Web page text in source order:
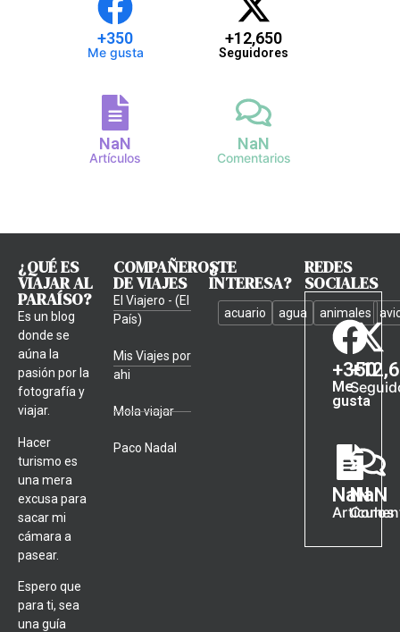
+350
Me gusta
+12,650
Seguidores
NaN
Artículos
NaN
Comentarios
¿QUÉ ES
VIAJAR AL
PARAÍSO?
Es un blog
donde se
aúna la
pasión por la
fotografía y
viajar.
Hacer
turismo es
una mera
excusa para
sacar mi
cámara a
pasear.
Espero que
para ti, sea
una guía
COMPAÑEROS
DE VIAJES
El Viajero - (El
País)
Mis Viajes por
ahi
Mola viajar
Paco Nadal
¿TE
INTERESA?
acuario agua animales
REDES
SOCIALES
+350
Me
gusta
+
NaN
Artículos
NaN